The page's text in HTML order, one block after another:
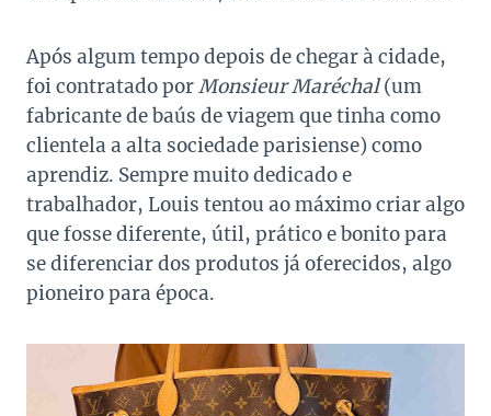
Após algum tempo depois de chegar à cidade,
foi contratado porMonsieur Maréchal(um
fabricante de baús de viagem que tinha como
clientela a alta sociedade parisiense) como
aprendiz. Sempre muito dedicado e
trabalhador, Louis tentou ao máximo criar algo
que fosse diferente, útil, prático e bonito para
se diferenciar dos produtos já oferecidos, algo
pioneiro para época.